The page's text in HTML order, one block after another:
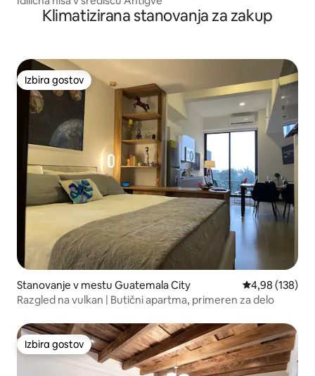
Klimatizirana stanovanja za zakup
Izbira gostov
Izbira gostov
Stanovanje v mestu Guatemala City Povprečna
4,98 (138)
Razgled na vulkan | Butični apartma, primeren za delo
Izbira gostov
Izbira gostov